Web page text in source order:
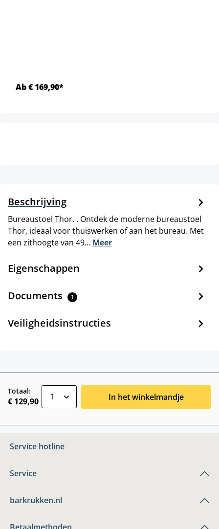
Ab € 169,90*
Beschrijving
Bureaustoel Thor. . Ontdek de moderne bureaustoel
Thor, ideaal voor thuiswerken of aan het bureau. Met
een zithoogte van 49… Meer
Eigenschappen
Documents 1
Veiligheidsinstructies
Totaal:
€ 129,90 In het winkelmandje
Service hotline
Service
barkrukken.nl